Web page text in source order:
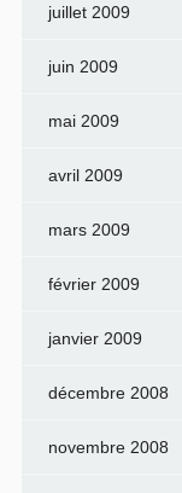
juillet 2009
juin 2009
mai 2009
avril 2009
mars 2009
février 2009
janvier 2009
décembre 2008
novembre 2008